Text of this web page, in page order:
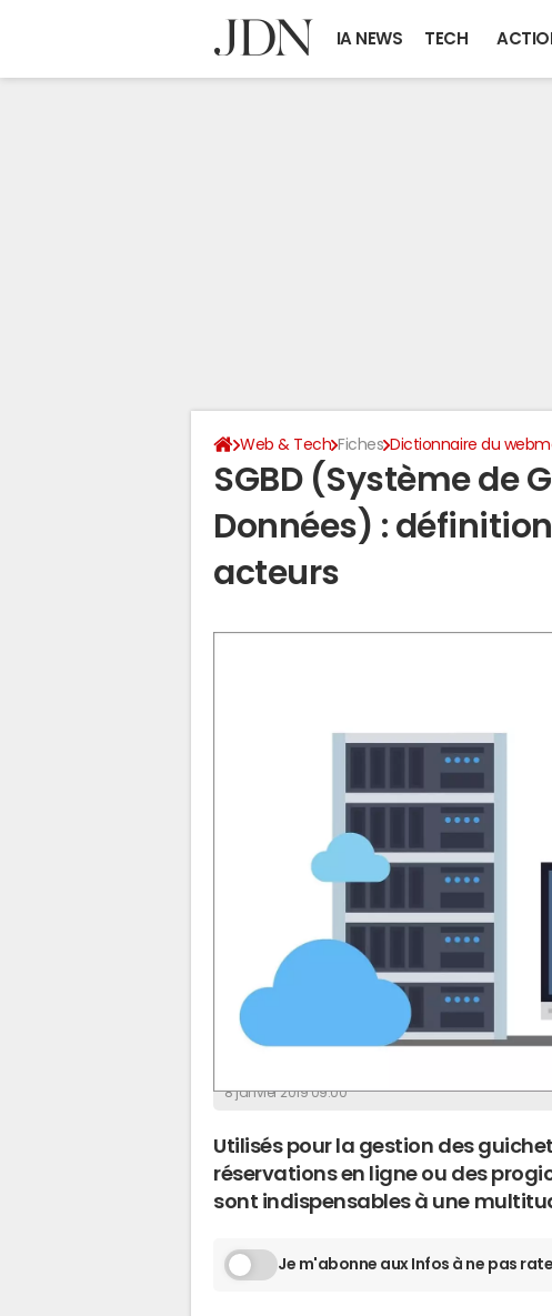
IA NEWS TECH
Web & Tech Fiches Dictionnaire du
SGBD (Système de
Données) :
acteurs
8 janvier 2019 09:00
Utilisés pour la gestion des
réservations en ligne ou des
sont indispensables à une
Je m'abonne aux Infos à ne pas